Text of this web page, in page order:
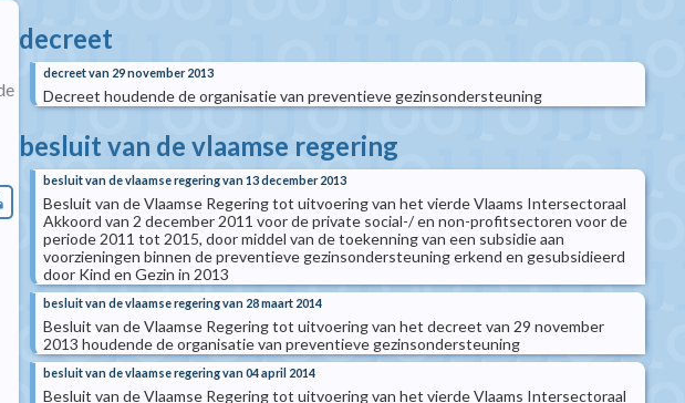
decreet
decreet van 29 november 2013
Decreet houdende de organisatie van preventieve gezinsondersteuning
besluit van de vlaamse regering
besluit van de vlaamse regering van 13 december 2013
Besluit van de Vlaamse Regering tot uitvoering van het vierde Vlaams Intersectoraal
Akkoord van 2 december 2011 voor de private social-/ en non-profitsectoren voor de
periode 2011 tot 2015, door middel van de toekenning van een subsidie aan
voorzieningen binnen de preventieve gezinsondersteuning erkend en gesubsidieerd
door Kind en Gezin in 2013
besluit van de vlaamse regering van 28 maart 2014
Besluit van de Vlaamse Regering tot uitvoering van het decreet van 29 november
2013 houdende de organisatie van preventieve gezinsondersteuning
besluit van de vlaamse regering van 04 april 2014
Besluit van de Vlaamse Regering tot uitvoering van het vierde Vlaams Intersectoraal